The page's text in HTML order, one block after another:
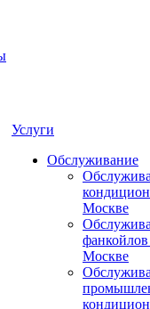
Услуги
Обслуживание
Москве
Москве